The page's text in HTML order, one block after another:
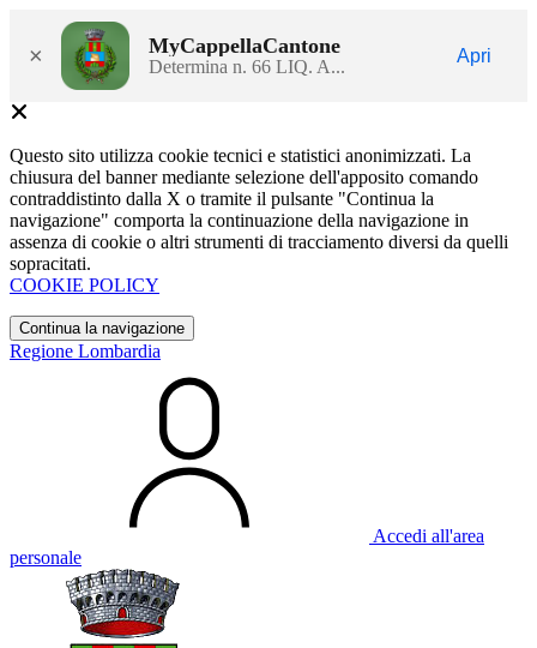
× MyCappellaCantone
Determina n. 66 LIQ. A...
Apri
Questo sito utilizza cookie tecnici e statistici anonimizzati. La
chiusura del banner mediante selezione dell'apposito comando
contraddistinto dalla X o tramite il pulsante "Continua la
navigazione" comporta la continuazione della navigazione in
assenza di cookie o altri strumenti di tracciamento diversi da quelli
sopracitati.
COOKIE POLICY
Continua la navigazione
Regione Lombardia
Accedi all'area
personale